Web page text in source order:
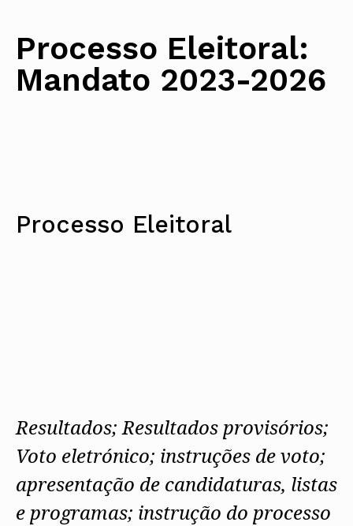
Processo Eleitoral:
Mandato 2023-2026
Processo Eleitoral
Resultados; Resultados provisórios;
Voto eletrónico; instruções de voto;
apresentação de candidaturas, listas
e programas; instrução do processo